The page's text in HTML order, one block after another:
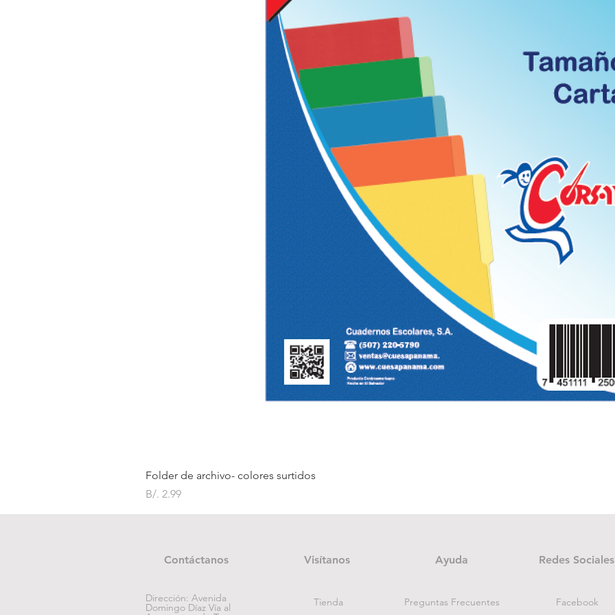
Folder de archivo- colores surtidos
Precio
B/. 2.99
Contáctanos Visítanos Ayuda Redes Sociales
Dirección: Avenida
Domingo Díaz Vía al Tienda Preguntas Frecuentes Facebook